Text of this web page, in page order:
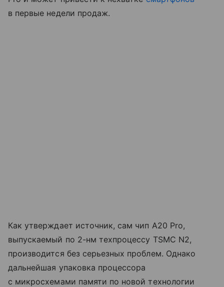
в первые недели продаж.
Как утверждает источник, сам чип A20 Pro,
выпускаемый по 2-нм техпроцессу TSMC N2,
производится без серьезных проблем. Однако
дальнейшая упаковка процессора
с микросхемами памяти по новой технологии